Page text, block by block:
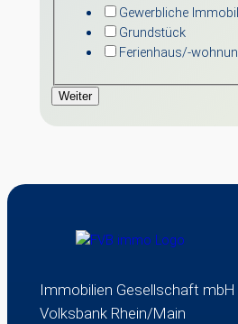
Gewerbliche
Grundstück
Ferienhaus/-
Weiter
Immobilien Gesellschaft
Volksbank Rhein/Main